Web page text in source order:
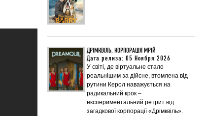
ДРІМКВІЛЬ. КОРПОРАЦІЯ МРІЙ
Дата релиза: 05 Ноября 2026
У світі, де віртуальне стало
реальнішим за дійсне, втомлена від
рутини Керол наважується на
радикальний крок –
експериментальний ретрит від
загадкової корпорації «Дрімквіль».